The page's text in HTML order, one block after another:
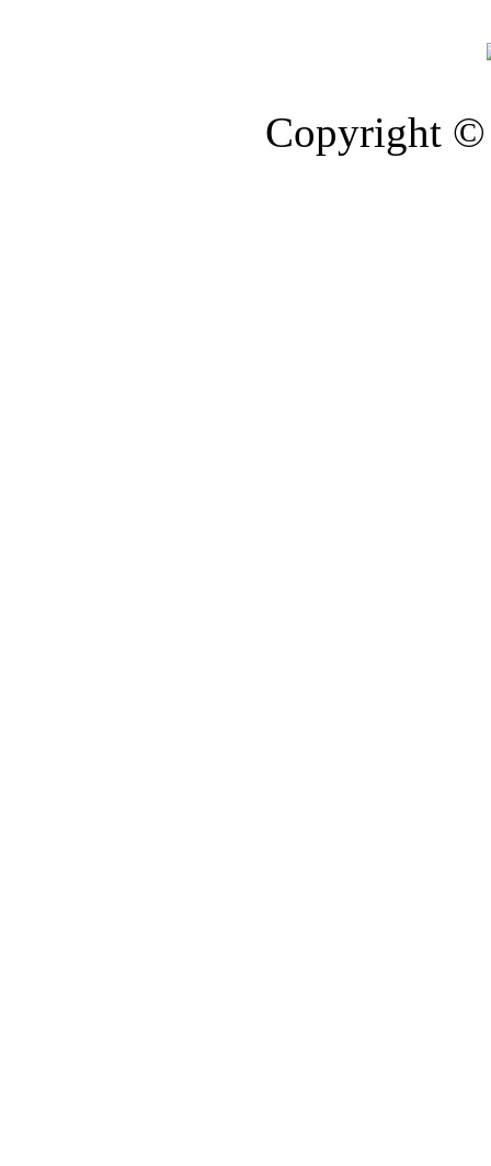
Copyright ©